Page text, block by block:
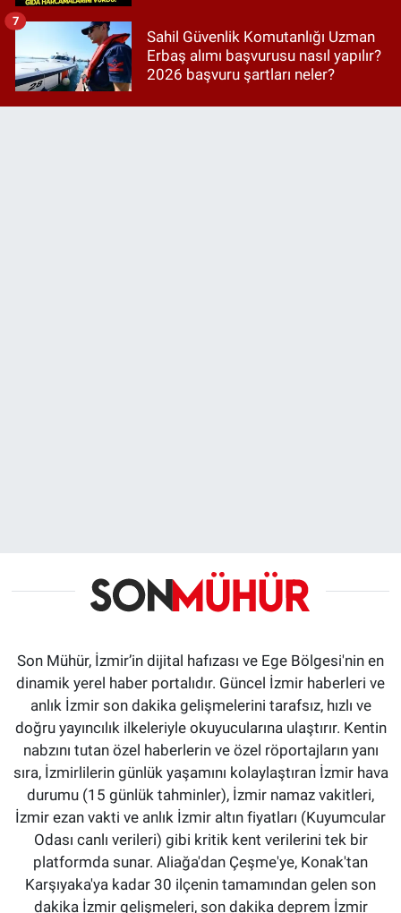
Sahil Güvenlik Komutanlığı Uzman
Erbaş alımı başvurusu nasıl yapılır?
2026 başvuru şartları neler?
7
Son Mühür, İzmir’in dijital hafızası ve Ege Bölgesi'nin en
dinamik yerel haber portalıdır. Güncel İzmir haberleri ve
anlık İzmir son dakika gelişmelerini tarafsız, hızlı ve
doğru yayıncılık ilkeleriyle okuyucularına ulaştırır. Kentin
nabzını tutan özel haberlerin ve özel röportajların yanı
sıra, İzmirlilerin günlük yaşamını kolaylaştıran İzmir hava
durumu (15 günlük tahminler), İzmir namaz vakitleri,
İzmir ezan vakti ve anlık İzmir altın fiyatları (Kuyumcular
Odası canlı verileri) gibi kritik kent verilerini tek bir
platformda sunar. Aliağa'dan Çeşme'ye, Konak'tan
Karşıyaka'ya kadar 30 ilçenin tamamından gelen son
dakika İzmir gelişmeleri, son dakika deprem İzmir